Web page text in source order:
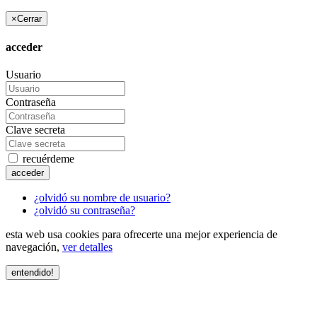
×Cerrar
acceder
Usuario
Contraseña
Clave secreta
recuérdeme
acceder
¿olvidó su nombre de usuario?
¿olvidó su contraseña?
esta web usa cookies para ofrecerte una mejor experiencia de
navegación, ver detalles
entendido!